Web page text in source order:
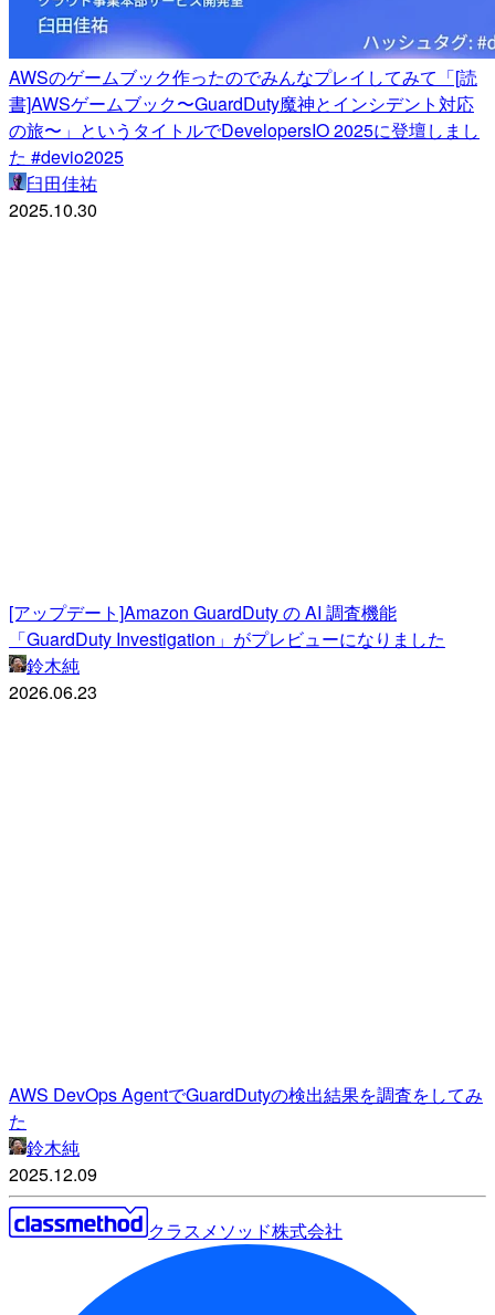
AWSのゲームブック作ったのでみんなプレイしてみて「[読
書]AWSゲームブック〜GuardDuty魔神とインシデント対応
の旅〜」というタイトルでDevelopersIO 2025に登壇しまし
た #devio2025
臼田佳祐
2025.10.30
[アップデート]Amazon GuardDuty の AI 調査機能
「GuardDuty Investigation」がプレビューになりました
鈴木純
2026.06.23
AWS DevOps AgentでGuardDutyの検出結果を調査をしてみ
た
鈴木純
2025.12.09
クラスメソッド株式会社